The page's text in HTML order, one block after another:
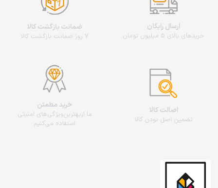
ارسال رایگان
خریدهای بالای 5 میلیون تومان
ضمانت بازگشت کالا
7 روز ضمانت بازگشت کالا
اصالت کالا
تضمین اصل بودن کالا
خرید مطمئن
ما از‌بهترین‌ویژگی‌های امنیتی
استفاده می‌کنیم